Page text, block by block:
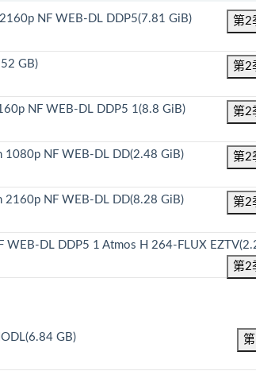
NF WEB-DL DDP5(7.81 GiB)
第2
GB)
第2
NF WEB-DL DDP5 1(8.8 GiB)
第2
1080p NF WEB-DL DD(2.48 GiB)
第2
2160p NF WEB-DL DD(8.28 GiB)
第2
WEB-DL DDP5 1 Atmos H 264-FLUX
第2
GB)